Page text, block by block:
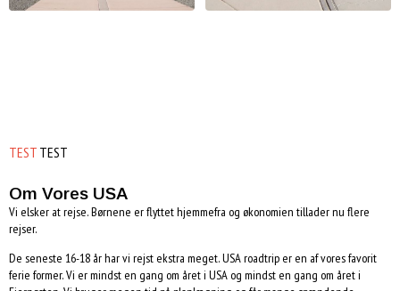
TEST TEST
Om Vores USA
Vi elsker at rejse. Børnene er flyttet hjemmefra og økonomien tillader nu flere
rejser.
De seneste 16-18 år har vi rejst ekstra meget. USA roadtrip er en af vores favorit
ferie former. Vi er mindst en gang om året i USA og mindst en gang om året i